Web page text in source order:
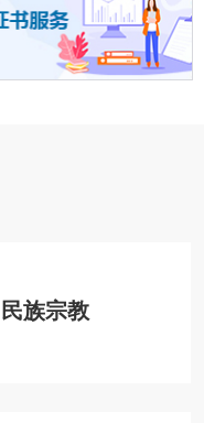
民族宗教